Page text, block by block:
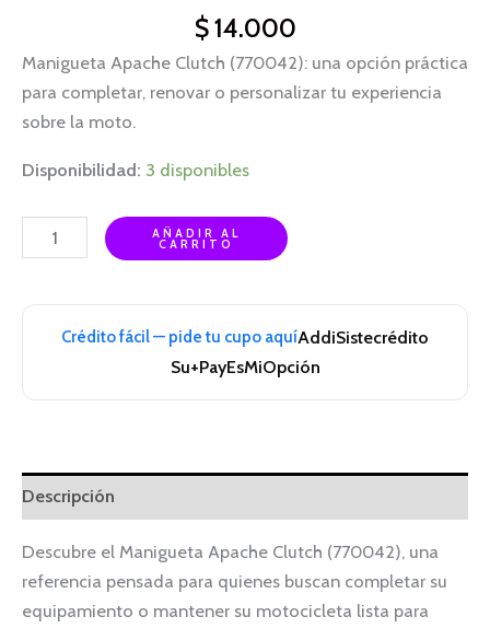
$14.000
Manigueta Apache Clutch (770042): una opción práctica
para completar, renovar o personalizar tu experiencia
sobre la moto.
Disponibilidad: 3 disponibles
AÑADIR AL
CARRITO
Crédito fácil — pide tu cupo aquíAddiSistecrédito
Su+PayEsMiOpción
Descripción
Descubre el Manigueta Apache Clutch (770042), una
referencia pensada para quienes buscan completar su
equipamiento o mantener su motocicleta lista para